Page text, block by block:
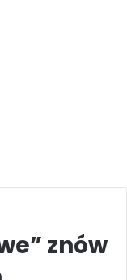
znów